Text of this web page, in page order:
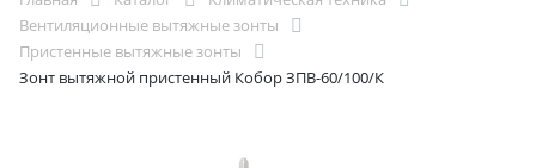
Вентиляционные вытяжные зонты
Пристенные вытяжные зонты
Зонт вытяжной пристенный Кобор ЗПВ-60/100/К